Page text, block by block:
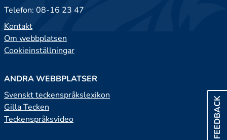
FEEDBACK
Telefon: 08-16 23 47
Kontakt
Om webbplatsen
Cookieinställningar
ANDRA WEBBPLATSER
Svenskt teckenspråkslexikon
Gilla Tecken
Teckenspråksvideo